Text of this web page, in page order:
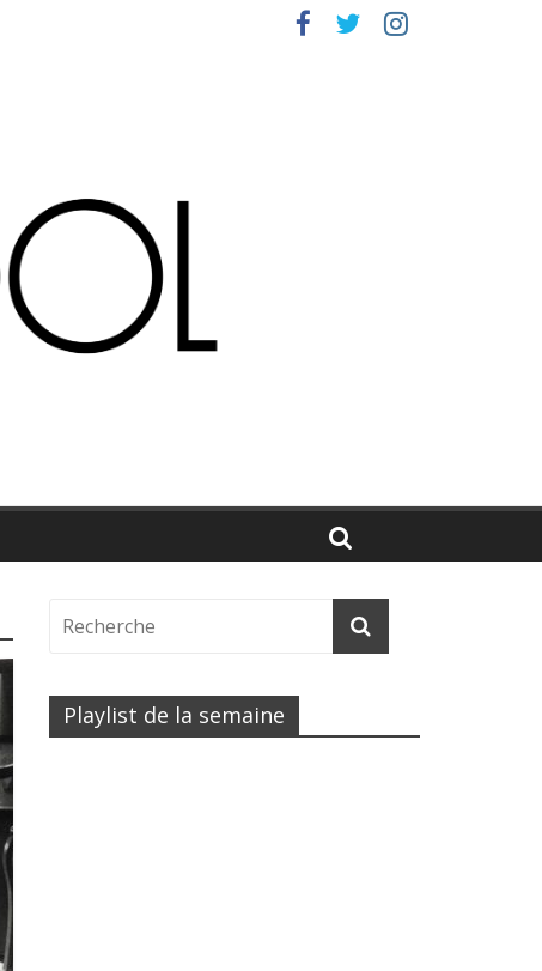
Playlist de la semaine